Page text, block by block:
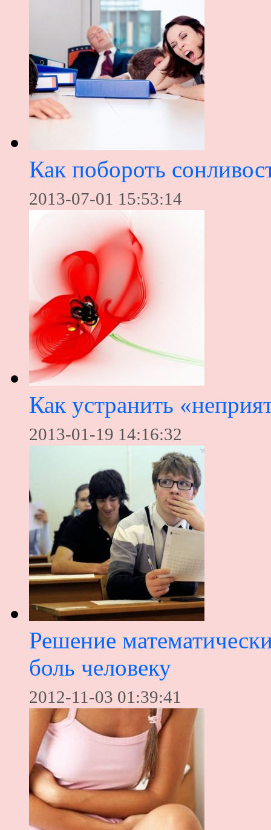
Как побороть
2013-07-01 15:53:14
Как устранить
2013-01-19 14:16:32
Решение
боль человеку
2012-11-03 01:39:41